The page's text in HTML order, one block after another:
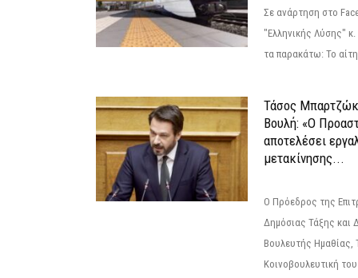
Σε ανάρτηση στο
"Ελληνικής Λύσης"
τα παρακάτω: Το
Τάσος
Βουλή: «Ο
αποτελέσει
μετακίνησης...
Ο Πρόεδρος της
Δημόσιας Τάξης και
Βουλευτής
Κοινοβουλευτική